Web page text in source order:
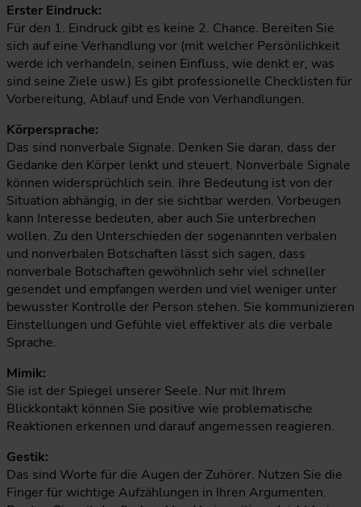
Erster Eindruck:
Für den 1. Eindruck gibt es keine 2. Chance. Bereiten Sie
sich auf eine Verhandlung vor (mit welcher Persönlichkeit
werde ich verhandeln, seinen Einfluss, wie denkt er, was
sind seine Ziele usw.) Es gibt professionelle Checklisten für
Vorbereitung, Ablauf und Ende von Verhandlungen.
Körpersprache:
Das sind nonverbale Signale. Denken Sie daran, dass der
Gedanke den Körper lenkt und steuert. Nonverbale Signale
können widersprüchlich sein. Ihre Bedeutung ist von der
Situation abhängig, in der sie sichtbar werden. Vorbeugen
kann Interesse bedeuten, aber auch Sie unterbrechen
wollen. Zu den Unterschieden der sogenannten verbalen
und nonverbalen Botschaften lässt sich sagen, dass
nonverbale Botschaften gewöhnlich sehr viel schneller
gesendet und empfangen werden und viel weniger unter
bewusster Kontrolle der Person stehen. Sie kommunizieren
Einstellungen und Gefühle viel effektiver als die verbale
Sprache.
Mimik:
Sie ist der Spiegel unserer Seele. Nur mit Ihrem
Blickkontakt können Sie positive wie problematische
Reaktionen erkennen und darauf angemessen reagieren.
Gestik:
Das sind Worte für die Augen der Zuhörer. Nutzen Sie die
Finger für wichtige Aufzählungen in Ihren Argumenten.